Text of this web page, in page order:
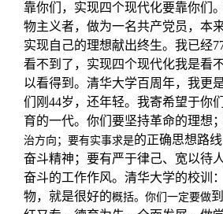
靠你们，实现四个现代化要靠你们
物主义者，做为一名共产党员，本
实现自己的理想献出终生。我已经
看不到了，实现四个现代化我是看
以看得到。清华大学百周年，我更
们刚44岁，还年轻。我寄希望于你
育的一代。你们要坚持革命的理想；
治方向；要有实事求是的正确思想路
奋斗精神；要有严于律己、宽以待
奋斗的工作作风。清华大学的校训
物，就是很好的概括。你们一定要做